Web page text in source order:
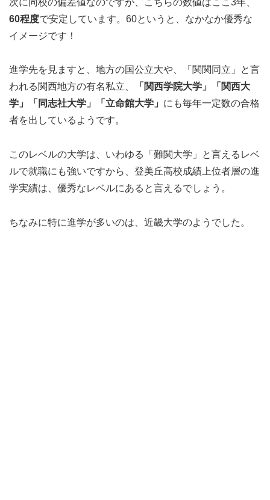
60程度で安定しています。60というと、なかなか優秀な
イメージです！
進学先を見ますと、地方の国公立大や、「関関同立」と言
われる関西地方の有名私立、
「関西学院大学」「関西大
学」「同志社大学」「立命館大学」 にも毎年一定数の合格
者を出しているようです。
このレベルの大学は、いわゆる「難関大学」と言えるレベ
ルで就職にも強いですから、登美丘高校成績上位者層の進
学実績は、優秀なレベルにあると言えるでしょう。
ちなみに特に進学が多いのは、近畿大学のようでした。